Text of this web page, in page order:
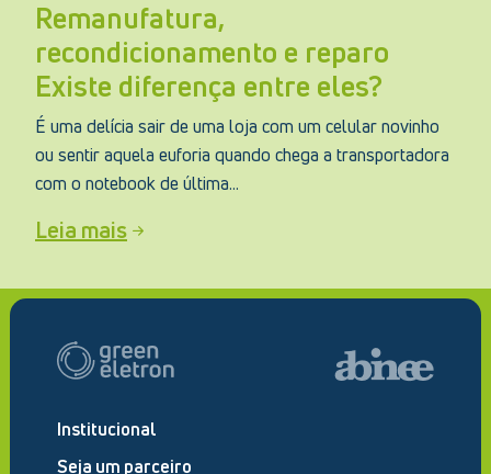
Remanufatura,
recondicionamento e reparo
Existe diferença entre eles?
É uma delícia sair de uma loja com um celular novinho
ou sentir aquela euforia quando chega a transportadora
com o notebook de última...
Leia mais
Institucional
Seja um parceiro